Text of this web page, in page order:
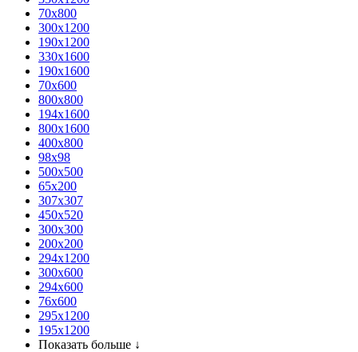
70x800
300x1200
190x1200
330x1600
190x1600
70x600
800x800
194x1600
800x1600
400х800
98x98
500x500
65x200
307x307
450x520
300x300
200x200
294x1200
300x600
294x600
76х600
295х1200
195х1200
Показать больше ↓